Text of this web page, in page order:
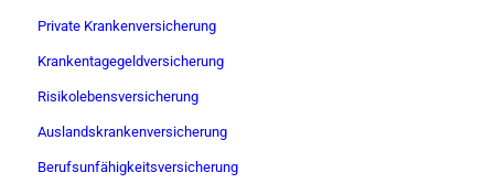
Private Krankenversicherung
Krankentagegeldversicherung
Risikolebensversicherung
Auslandskrankenversicherung
Berufsunfähigkeitsversicherung